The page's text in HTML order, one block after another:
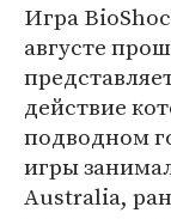
Игра
августе
действие
подводном
игры
Australia,